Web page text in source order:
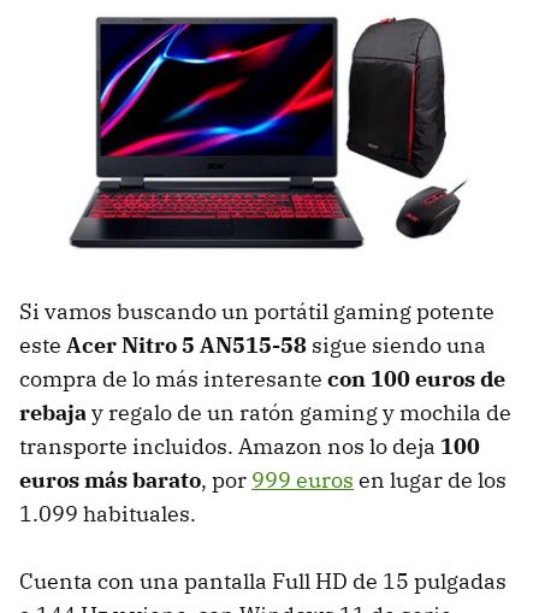
Si vamos buscando un portátil gaming potente
este Acer Nitro 5 AN515-58 sigue siendo una
compra de lo más interesante con 100 euros de
rebajay regalo de un ratón gaming y mochila de
transporte incluidos. Amazon nos lo deja 100
euros más barato, por 999 euros en lugar de los
1.099 habituales.
Cuenta con una pantalla Full HD de 15 pulgadas